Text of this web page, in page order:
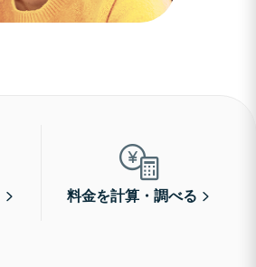
料金を計算・調べる